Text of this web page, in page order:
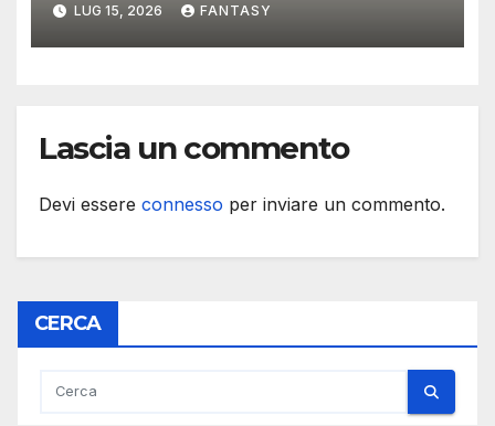
LUG 15, 2026 FANTASY
Lascia un commento
Devi essere connesso per inviare un commento.
CERCA